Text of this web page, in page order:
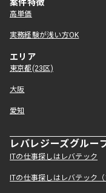
案件特徴
高単価
実務経験が浅い方OK
エリア
東京都(23区)
大阪
愛知
レバレジーズグルー
ITの仕事探しはレバテック
ITの仕事探しはレバテック